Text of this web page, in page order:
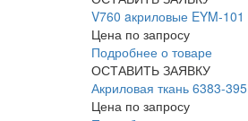
V760 aкриловые EYM-101
Цена по запросу
Подробнее о товаре
ОСТАВИТЬ ЗАЯВКУ
Акриловая ткань 6383-395
Цена по запросу